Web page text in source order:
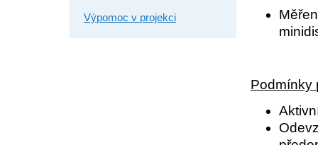
Výpomoc v projekci
Podmínky